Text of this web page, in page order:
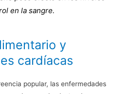
en la sangre.
y
cardíacas
popular, las enfermedades